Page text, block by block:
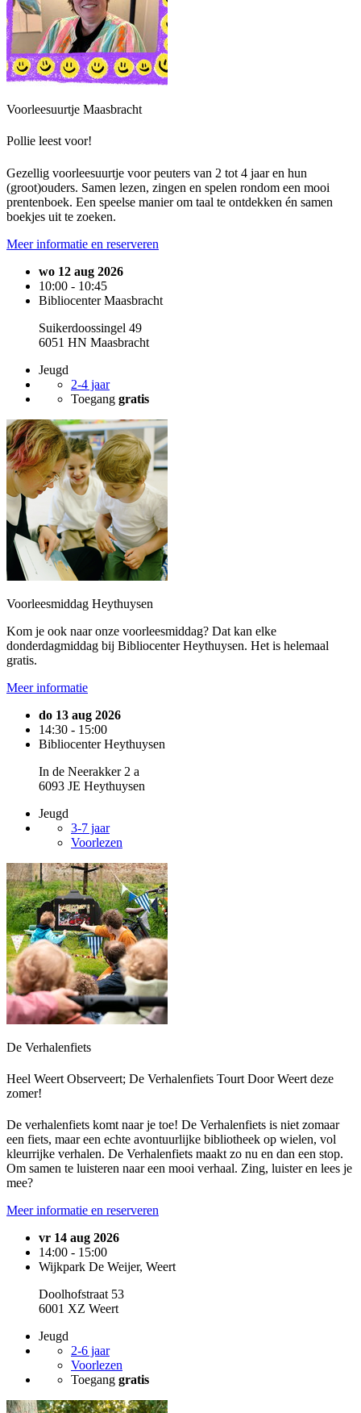
Voorleesuurtje Maasbracht
Pollie leest voor!
Gezellig voorleesuurtje voor peuters van 2 tot 4 jaar en hun
(groot)ouders. Samen lezen, zingen en spelen rondom een mooi
prentenboek. Een speelse manier om taal te ontdekken én samen
boekjes uit te zoeken.
Meer informatie en reserveren
wo 12 aug 2026
10:00 - 10:45
Bibliocenter Maasbracht
Suikerdoossingel 49
6051 HN Maasbracht
Jeugd
2-4 jaar
Toegang gratis
Voorleesmiddag Heythuysen
Kom je ook naar onze voorleesmiddag? Dat kan elke
donderdagmiddag bij Bibliocenter Heythuysen. Het is helemaal
gratis.
Meer informatie
do 13 aug 2026
14:30 - 15:00
Bibliocenter Heythuysen
In de Neerakker 2 a
6093 JE Heythuysen
Jeugd
3-7 jaar
Voorlezen
De Verhalenfiets
Heel Weert Observeert; De Verhalenfiets Tourt Door Weert deze
zomer!
De verhalenfiets komt naar je toe! De Verhalenfiets is niet zomaar
een fiets, maar een echte avontuurlijke bibliotheek op wielen, vol
kleurrijke verhalen. De Verhalenfiets maakt zo nu en dan een stop.
Om samen te luisteren naar een mooi verhaal. Zing, luister en lees je
mee?
Meer informatie en reserveren
vr 14 aug 2026
14:00 - 15:00
Wijkpark De Weijer, Weert
Doolhofstraat 53
6001 XZ Weert
Jeugd
2-6 jaar
Voorlezen
Toegang gratis